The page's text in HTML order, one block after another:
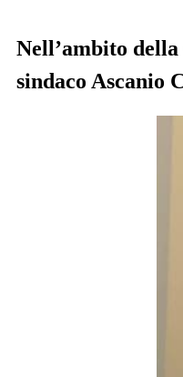
Nell’ambito